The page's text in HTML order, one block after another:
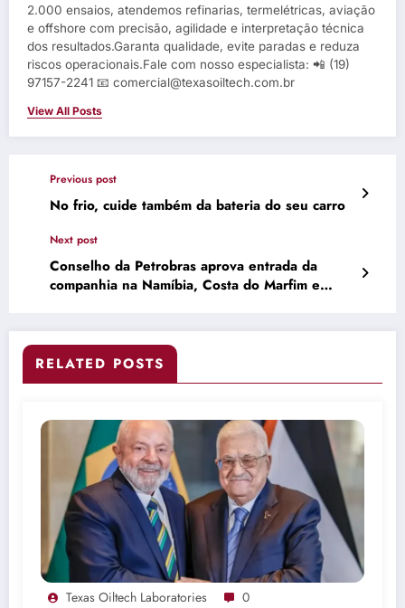
2.000 ensaios, atendemos refinarias, termelétricas, aviação
e offshore com precisão, agilidade e interpretação técnica
dos resultados.Garanta qualidade, evite paradas e reduza
riscos operacionais.Fale com nosso especialista: 📲 (19)
97157-2241 📧 comercial@texasoiltech.com.br
View All Posts
Previous post
No frio, cuide também da bateria do seu carro
Next post
Conselho da Petrobras aprova entrada da
companhia na Namíbia, Costa do Marfim e
RELATED POSTS
Texas Oiltech Laboratories 0